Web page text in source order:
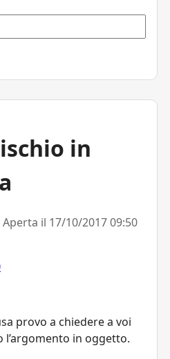
in
Aperta il 17/10/2017 09:50
provo a chiedere a voi
in oggetto.